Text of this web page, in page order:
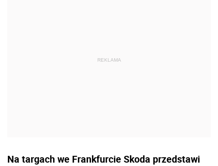
Na targach we Frankfurcie Skoda przedstawi